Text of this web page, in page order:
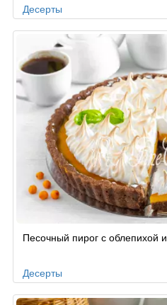
Десерты
Песочный пирог с облепихой
Десерты